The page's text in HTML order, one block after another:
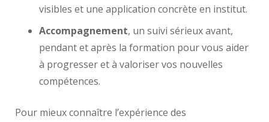
visibles et une application concrète en institut.
Accompagnement, un suivi sérieux avant,
pendant et après la formation pour vous aider
à progresser et à valoriser vos nouvelles
compétences.
Pour mieux connaître l’expérience des